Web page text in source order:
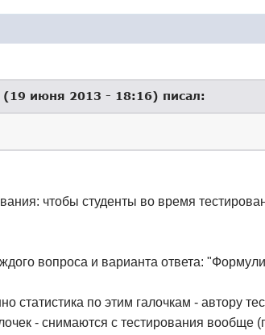
июня 2013 - 18:16) писал:
чтобы студенты во время
вопроса и варианта ответа:
статистика по этим галочкам - автору
- снимаются с тестирования вообще